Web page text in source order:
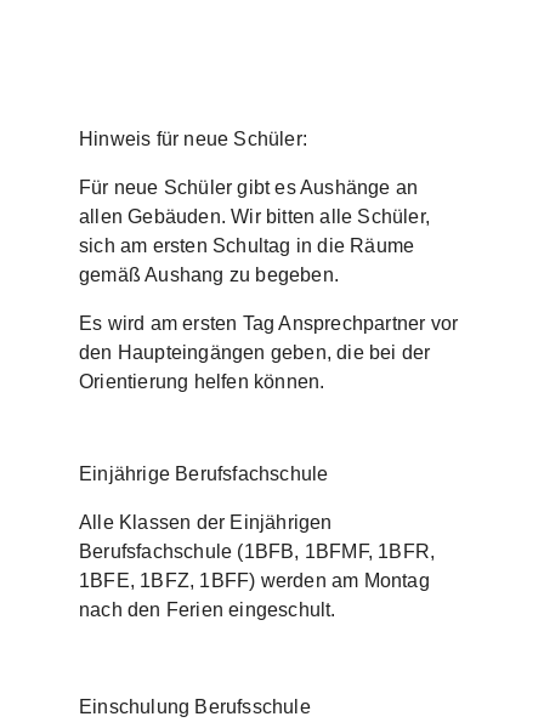
Hinweis für neue Schüler:
Für neue Schüler gibt es Aushänge an
allen Gebäuden. Wir bitten alle Schüler,
sich am ersten Schultag in die Räume
gemäß Aushang zu begeben.
Es wird am ersten Tag Ansprechpartner vor
den Haupteingängen geben, die bei der
Orientierung helfen können.
Einjährige Berufsfachschule
Alle Klassen der Einjährigen
Berufsfachschule (1BFB, 1BFMF, 1BFR,
1BFE, 1BFZ, 1BFF) werden am Montag
nach den Ferien eingeschult.
Einschulung Berufsschule